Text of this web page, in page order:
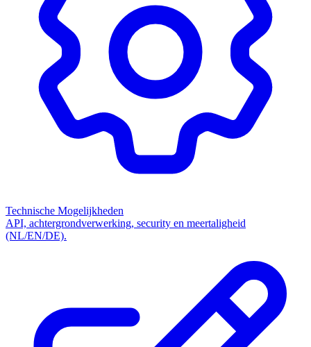
Technische Mogelijkheden
API, achtergrondverwerking, security en meertaligheid
(NL/EN/DE).